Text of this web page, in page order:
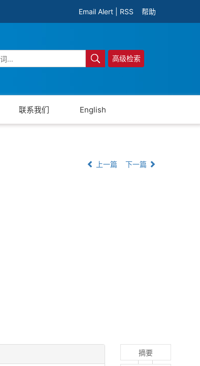
Email Alert RSS 帮助
高级检索
联系我们 English
上一篇 下一篇
摘要